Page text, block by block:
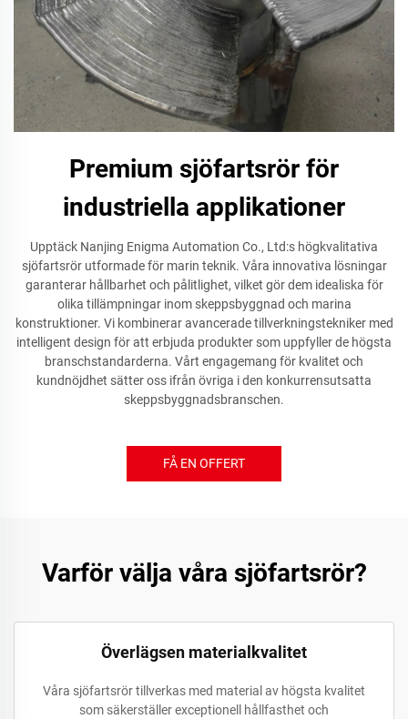
Premium sjöfartsrör för
industriella applikationer
Upptäck Nanjing Enigma Automation Co., Ltd:s högkvalitativa
sjöfartsrör utformade för marin teknik. Våra innovativa lösningar
garanterar hållbarhet och pålitlighet, vilket gör dem idealiska för
olika tillämpningar inom skeppsbyggnad och marina
konstruktioner. Vi kombinerar avancerade tillverkningstekniker med
intelligent design för att erbjuda produkter som uppfyller de högsta
branschstandarderna. Vårt engagemang för kvalitet och
kundnöjdhet sätter oss ifrån övriga i den konkurrensutsatta
skeppsbyggnadsbranschen.
FÅ EN OFFERT
Varför välja våra sjöfartsrör?
Överlägsen materialkvalitet
Våra sjöfartsrör tillverkas med material av högsta kvalitet
som säkerställer exceptionell hållfasthet och